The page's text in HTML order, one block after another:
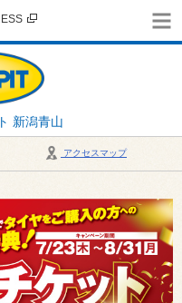
新潟青山
アクセスマップ
です。 / 定休日：2026年 8月のお休み
日）、19日（水曜日）26日（水曜日）